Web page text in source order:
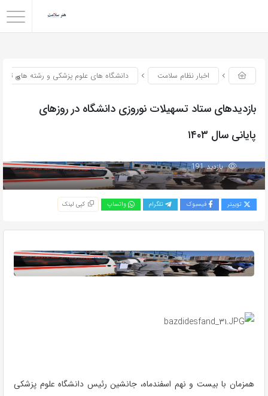
0 اخبار نظام سلامت دانشگاه های علوم پزشکی و رشته های
بازدیدهای ستاد تسهیلات نوروزی دانشگاه در روزهای
پایانی سال ۱۴۰۳
بازدید 191
توییتر فیسبوک تلگرام واتساپ کپی لینک
همزمان با بیست و نهم اسفندماه، جانشین رئیس دانشگاه علوم پزشکی